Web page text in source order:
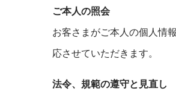
ご本人の照会
お客さまがご本人の個人情
応させていただきます。
法令、規範の遵守と見直し